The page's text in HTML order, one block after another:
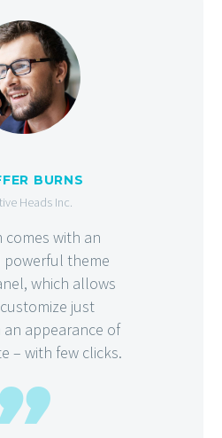
BURNS
Heads Inc.
comes with an
powerful theme
which allows
just
appearance of
– with few clicks.